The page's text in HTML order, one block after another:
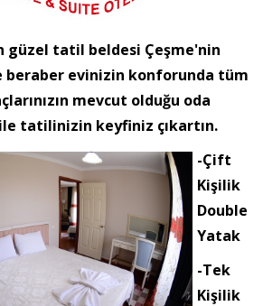
güzel tatil beldesi Çeşme'nin
beraber evinizin konforunda tüm
mevcut olduğu oda
tatilinizin keyfiniz çıkartın.
-Çift
Kişilik
Double
Yatak
-Tek
Kişilik